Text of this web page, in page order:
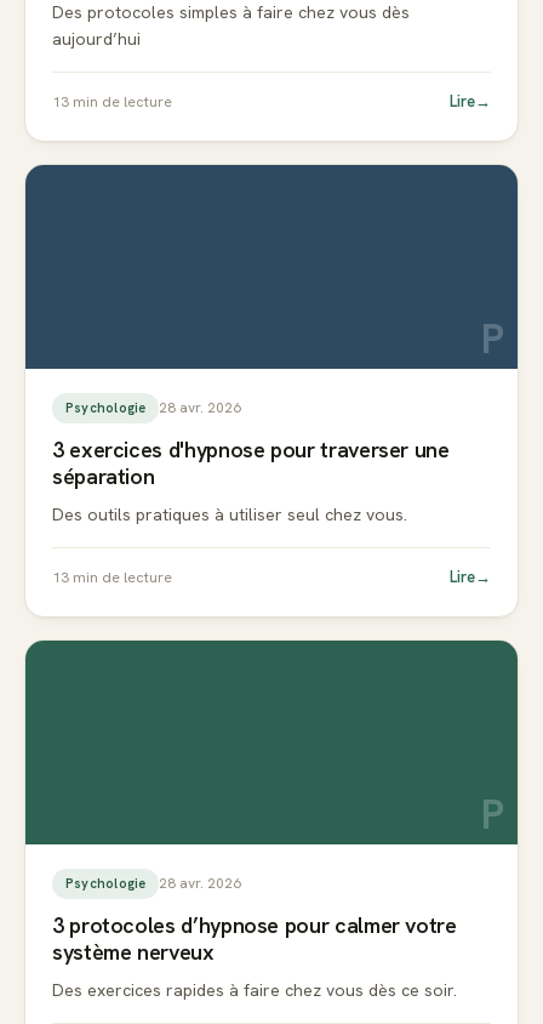
Des protocoles simples à faire chez vous dès
aujourd’hui
13 min de lecture Lire→
P
Psychologie 28 avr. 2026
3 exercices d'hypnose pour traverser une
séparation
Des outils pratiques à utiliser seul chez vous.
13 min de lecture Lire→
P
Psychologie 28 avr. 2026
3 protocoles d’hypnose pour calmer votre
système nerveux
Des exercices rapides à faire chez vous dès ce soir.